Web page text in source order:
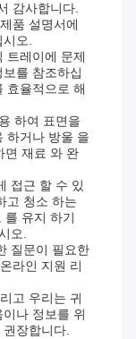
감사합니다.
품 설명서에
시오.
트레이에 문제
를 참조하십
효율적으로 해
하여 표면을
하거나 방울 을
면 재료 와 완
접근 할 수 있
고 청소 하는
를 유지 하기
오.
질문이 필요한
라인 지원 리
고 우리는 귀
나 정보를 위
장합니다.